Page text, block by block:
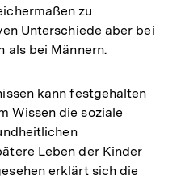
zu
Unterschiede aber bei
als bei Männern.
kann festgehalten
Wissen die soziale
Leben der Kinder
erklärt sich die